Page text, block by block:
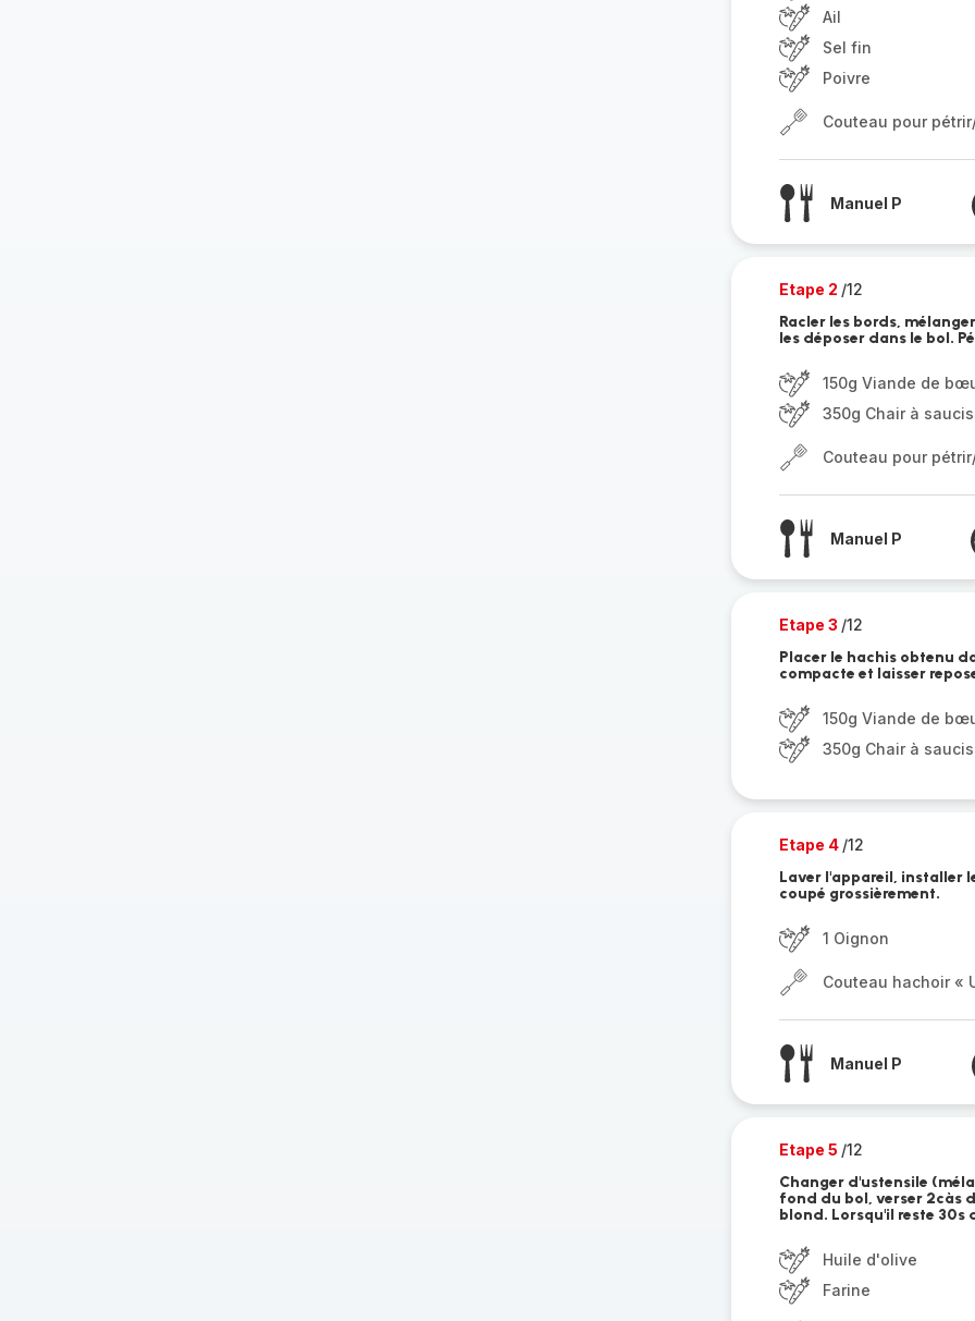
Ail
Sel fin
Poivre
Couteau pour
Manuel P
Etape 2 /12
Racler les bords,
les déposer dans le bol.
150g Viande de
350g Chair à
Couteau pour
Manuel P
Etape 3 /12
Placer le hachis obtenu
compacte et laisser
150g Viande de
350g Chair à
Etape 4 /12
Laver l'appareil, installer
coupé grossièrement.
1 Oignon
Couteau hachoir «
Manuel P
Etape 5 /12
Changer d'ustensile
fond du bol, verser 2càs
blond. Lorsqu'il reste 30s
Huile d'olive
Farine